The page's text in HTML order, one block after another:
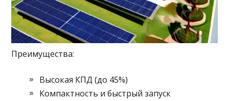
Преимущества:
Высокая КПД (до 45%)
Компактность и быстрый запуск